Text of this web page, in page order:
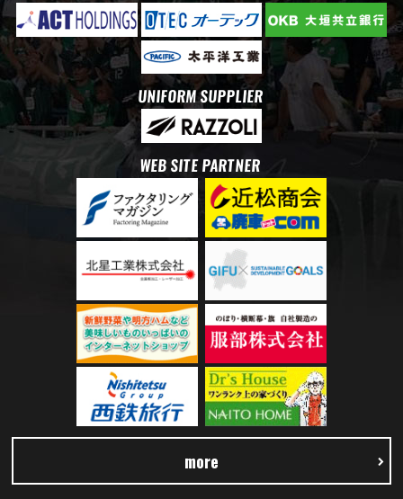
UNIFORM SUPPLIER
WEB SITE PARTNER
more